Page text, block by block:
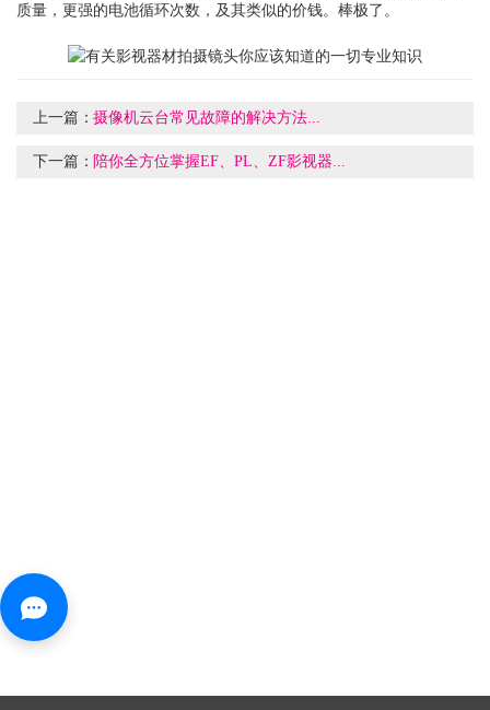
质量，更强的电池循环次数，及其类似的价钱。棒极了。
上一篇：摄像机云台常见故障的解决方法...
下一篇： 陪你全方位掌握EF、PL、ZF影视器...